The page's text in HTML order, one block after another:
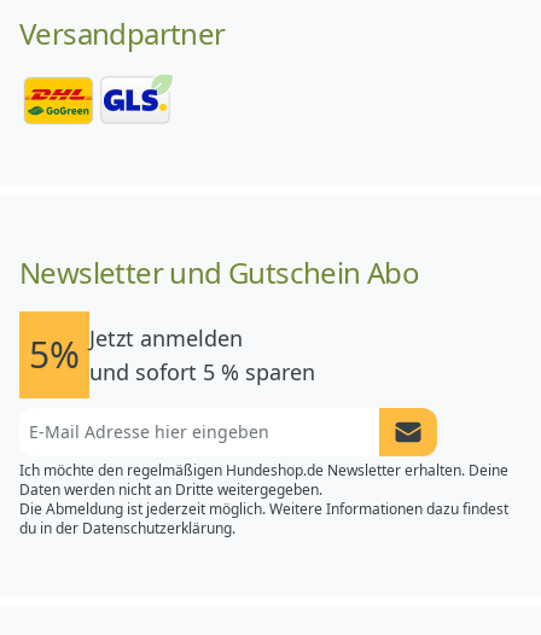
Versandpartner
Newsletter und Gutschein Abo
5% Jetzt anmelden
und sofort 5 % sparen
Newsletter
Ich möchte den regelmäßigen Hundeshop.de Newsletter erhalten. Deine
Daten werden nicht an Dritte weitergegeben.
Die Abmeldung ist jederzeit möglich. Weitere Informationen dazu findest
du in der Datenschutzerklärung.